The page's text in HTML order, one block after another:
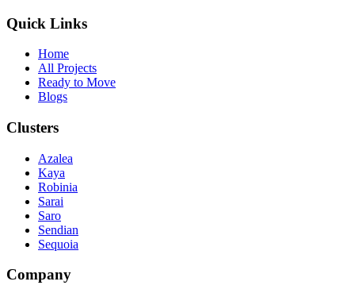
Quick Links
Home
All Projects
Ready to Move
Blogs
Clusters
Azalea
Kaya
Robinia
Sarai
Saro
Sendian
Sequoia
Company